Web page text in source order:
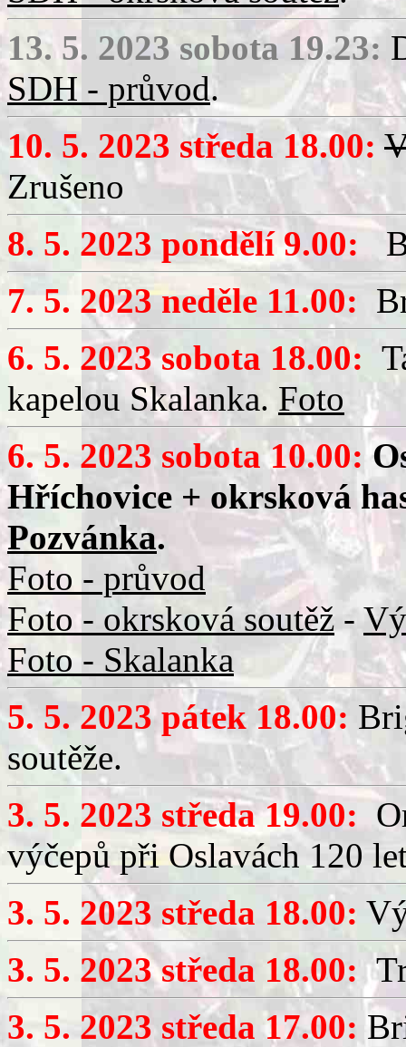
13. 5. 2023 sobota 19.23:
SDH - průvod.
10. 5. 2023 středa 18.00:
Zrušeno
8. 5. 2023 pondělí 9.00:
7. 5. 2023 neděle 11.00:
6. 5. 2023 sobota 18.00:
kapelou Skalanka. Foto
6. 5. 2023 sobota 10.00:
Hříchovice + okrsková
Pozvánka.
Foto - průvod
Foto - okrsková soutěž -
Foto - Skalanka
5. 5. 2023 pátek 18.00:
soutěže.
3. 5. 2023 středa 19.00:
výčepů při Oslavách 120
3. 5. 2023 středa 18.00:
3. 5. 2023 středa 18.00:
3. 5. 2023 středa 17.00: